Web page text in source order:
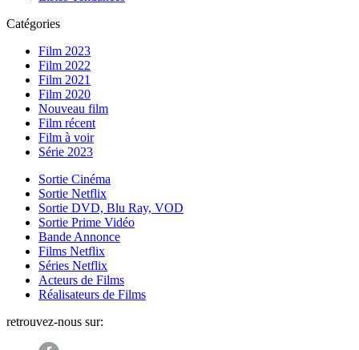
Catégories
Film 2023
Film 2022
Film 2021
Film 2020
Nouveau film
Film récent
Film à voir
Série 2023
Sortie Cinéma
Sortie Netflix
Sortie DVD, Blu Ray, VOD
Sortie Prime Vidéo
Bande Annonce
Films Netflix
Séries Netflix
Acteurs de Films
Réalisateurs de Films
retrouvez-nous sur: